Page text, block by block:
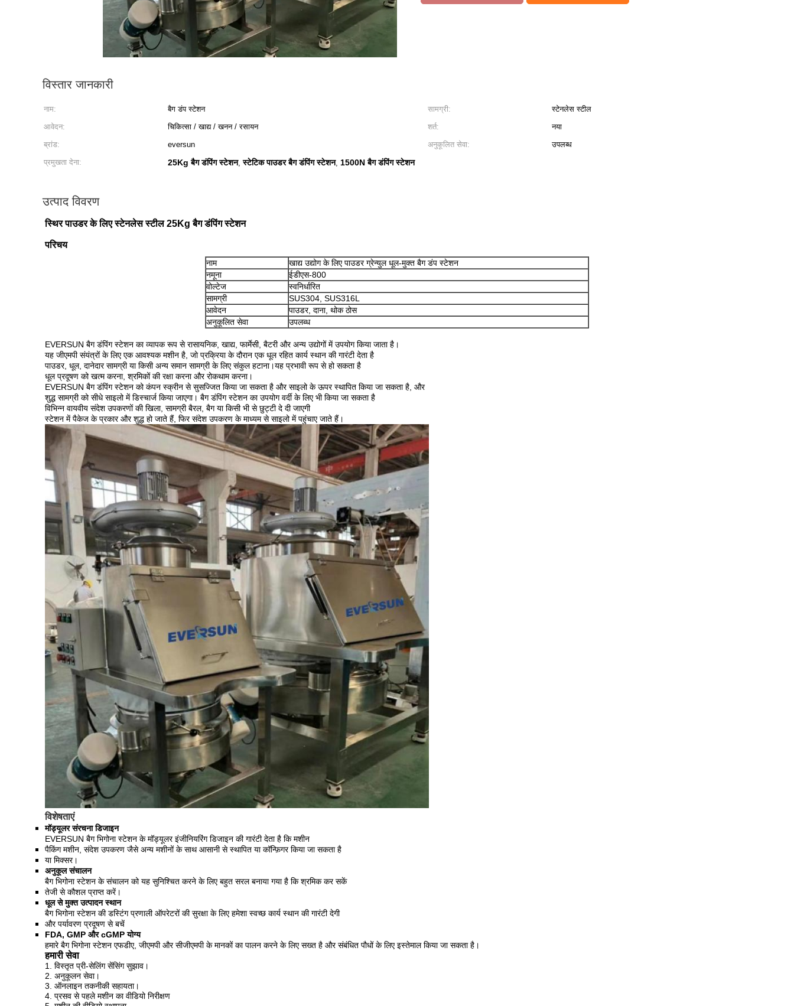
विस्तार जानकारी
नाम: बैग डंप स्टेशन सामग्री:
स्टेनलेस स्टील
आवेदन:
चिकित्सा / खाद्य / खनन / रसायन शर्त:
नया
ब्रांड:
eversun अनुकूलित सेवा:
उपलब्ध
प्रमुखता देना:
25Kg बैग डंपिंग स्टेशन,स्टेटिक पाउडर बैग डंपिंग स्टेशन, 1500N बैग डंपिंग स्टेशन
उत्पाद विवरण
स्थिर पाउडर के लिए स्टेनलेस स्टील 25Kg बैग डंपिंग स्टेशन
परिचय
नाम
खाद्य उद्योग के लिए पाउडर ग्रेन्युल धूल-मुक्त बैग डंप स्टेशन
नमूना
ईडीएस-800
वोल्टेज
स्वनिर्धारित
सामग्री
SUS304, SUS316L
आवेदन
पाउडर, दाना, थोक ठोस
अनुकूलित सेवा
उपलब्ध
EVERSUN बैग डंपिंग स्टेशन का व्यापक रूप से रासायनिक, खाद्य, फार्मेसी, बैटरी और अन्य उद्योगों में उपयोग किया जाता है।
यह जीएमपी संयंत्रों के लिए एक आवश्यक मशीन है, जो प्रक्रिया के दौरान एक धूल रहित कार्य स्थान की गारंटी देता है
पाउडर, धूल, दानेदार सामग्री या किसी अन्य समान सामग्री के लिए संकुल हटाना।यह प्रभावी रूप से हो सकता है
धूल प्रदूषण को खत्म करना, श्रमिकों की रक्षा करना और रोकथाम करना।
EVERSUN बैग डंपिंग स्टेशन को कंपन स्क्रीन से सुसज्जित किया जा सकता है और साइलो के ऊपर स्थापित किया जा सकता है, और
शुद्ध सामग्री को सीधे साइलो में डिस्चार्ज किया जाएगा। बैग डंपिंग स्टेशन का उपयोग वर्दी के लिए भी किया जा सकता है
विभिन्न वायवीय संदेश उपकरणों की खिला, सामग्री बैरल, बैग या किसी भी से छुट्टी दे दी जाएगी
स्टेशन में पैकेज के प्रकार और शुद्ध हो जाते हैं, फिर संदेश उपकरण के माध्यम से साइलो में पहुंचाए जाते हैं।
विशेषताएं
मॉड्यूलर संरचना डिजाइन
EVERSUN बैग भिगोना स्टेशन के मॉड्यूलर इंजीनियरिंग डिजाइन की गारंटी देता है कि मशीन
पैकिंग मशीन, संदेश उपकरण जैसे अन्य मशीनों के साथ आसानी से स्थापित या कॉन्फ़िगर किया जा सकता है
या मिक्सर।
अनुकूल संचालन
बैग भिगोना स्टेशन के संचालन को यह सुनिश्चित करने के लिए बहुत सरल बनाया गया है कि श्रमिक कर सकें
तेजी से कौशल प्राप्त करें।
धूल से मुक्त उत्पादन स्थान
बैग भिगोना स्टेशन की डस्टिंग प्रणाली ऑपरेटरों की सुरक्षा के लिए हमेशा स्वच्छ कार्य स्थान की गारंटी देगी
और पर्यावरण प्रदूषण से बचें
FDA, GMP और cGMP योग्य
हमारे बैग भिगोना स्टेशन एफडीए, जीएमपी और सीजीएमपी के मानकों का पालन करने के लिए सख्त है और संबंधित पौधों के लिए इस्तेमाल किया जा सकता है।
हमारी सेवा
1. विस्तृत प्री-सेलिंग सेंसिंग सुझाव।
2. अनुकूलन सेवा।
3. ऑनलाइन तकनीकी सहायता।
4. प्रसव से पहले मशीन का वीडियो निरीक्षण